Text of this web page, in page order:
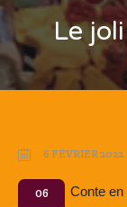
Le
6 FÉVRIER 2022
06
Conte